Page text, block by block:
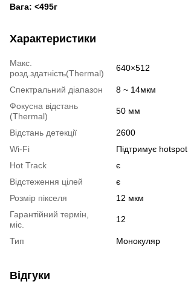
Вага: <495г
Характеристики
Макс.
розд.здатність(Thermal)
640×512
Спектральний діапазон
8 ~ 14мкм
Фокусна відстань
(Thermal)
50 мм
Відстань детекції
2600
Wi-Fi
Підтримує hotspot
Hot Track
є
Відстеження цілей
є
Розмір пікселя
12 мкм
Гарантійний термін,
міс.
12
Тип Монокуляр
Відгуки